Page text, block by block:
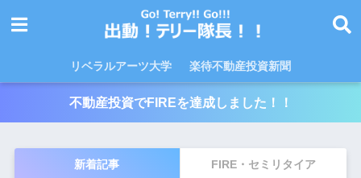
リベラルアーツ大学 楽待不動産投資新聞
不動産投資でFIREを達成しました！！
新着記事 FIRE・セミリタイア